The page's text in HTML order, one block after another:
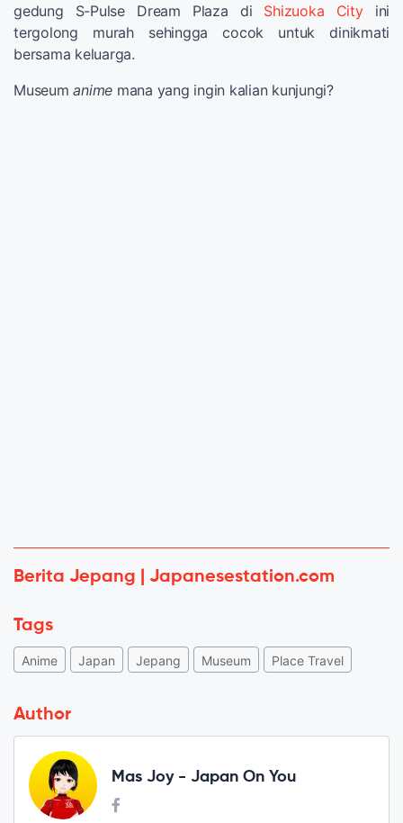
gedung S-Pulse Dream Plaza di Shizuoka Cityini
tergolong murah sehingga cocok untuk dinikmati
bersama keluarga.
Museumanime mana yang ingin kalian kunjungi?
Berita Jepang | Japanesestation.com
Tags
Anime Japan Jepang Museum Place Travel
Author
Mas Joy - Japan On You